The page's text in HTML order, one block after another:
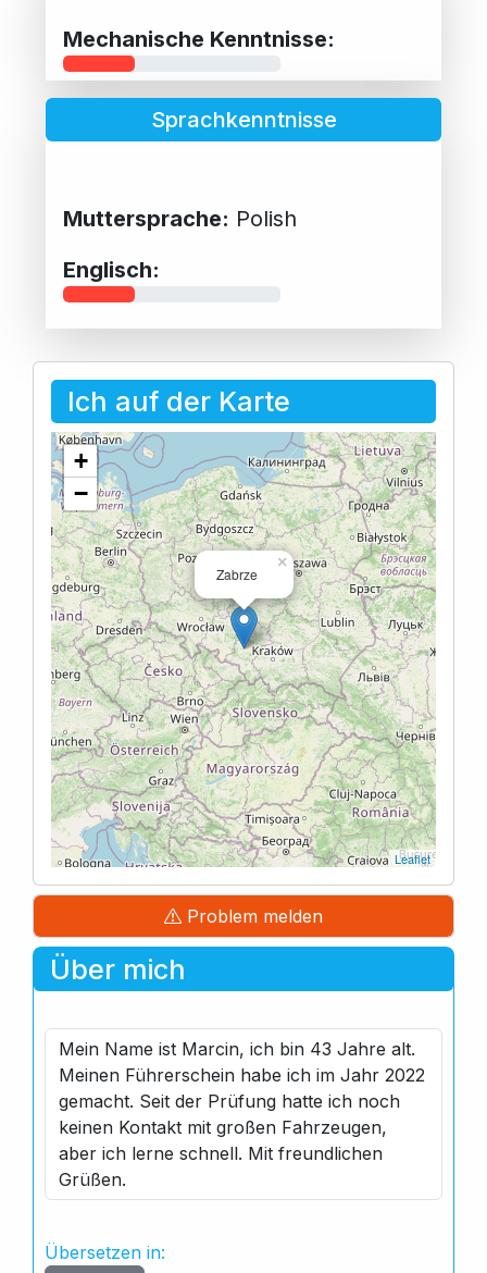
Mechanische Kenntnisse:
Sprachkenntnisse
Muttersprache: Polish
Englisch:
Ich auf der Karte
Zabrze
×
+
−
Leaflet
Problem melden
Über mich
Mein Name ist Marcin, ich bin 43 Jahre alt.
Meinen Führerschein habe ich im Jahr 2022
gemacht. Seit der Prüfung hatte ich noch
keinen Kontakt mit großen Fahrzeugen,
aber ich lerne schnell. Mit freundlichen
Grüßen.
Übersetzen in: